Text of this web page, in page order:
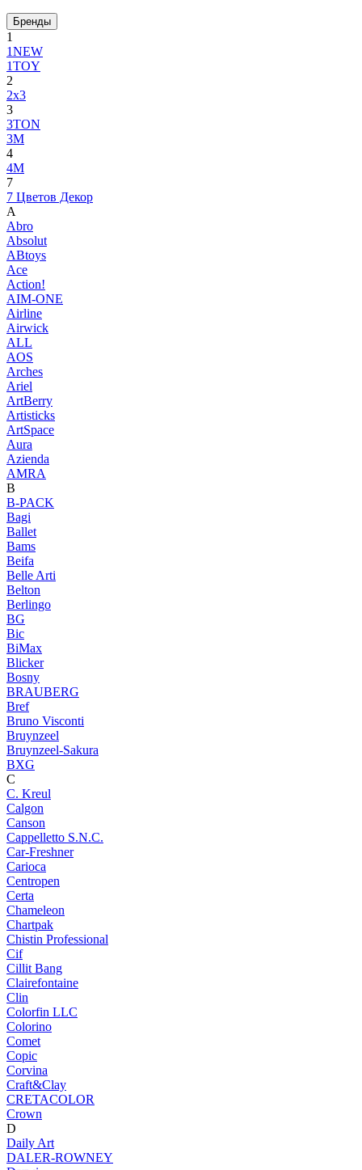
Бренды
1
1NEW
1TOY
2
2x3
3
3TON
3М
4
4M
7
7 Цветов Декор
A
Abro
Absolut
ABtoys
Ace
Action!
AIM-ONE
Airline
Airwick
ALL
AOS
Arches
Ariel
ArtBerry
Artisticks
ArtSpace
Aura
Azienda
AМRA
B
B-PACK
Bagi
Ballet
Bams
Beifa
Belle Arti
Belton
Berlingo
BG
Bic
BiMax
Blicker
Bosny
BRAUBERG
Bref
Bruno Visconti
Bruynzeel
Bruynzeel-Sakura
BXG
C
C. Kreul
Calgon
Canson
Cappelletto S.N.C.
Car-Freshner
Carioca
Centropen
Certa
Chameleon
Chartpak
Chistin Professional
Cif
Cillit Bang
Clairefontaine
Clin
Colorfin LLC
Colorino
Comet
Copic
Corvina
Craft&Clay
CRETACOLOR
Crown
D
Daily Art
DALER-ROWNEY